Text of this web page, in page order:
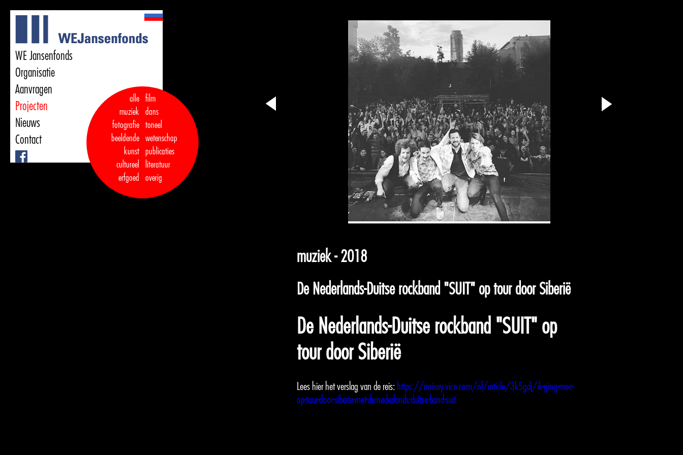
WE Jansenfonds
Organisatie
Aanvragen
Projecten
Nieuws
Contact
alle
muziek
fotografie
beeldende
kunst
cultureel
erfgoed
film
dans
toneel
wetenschap
publicaties
literatuur
overig
muziek - 2018
De Nederlands-Duitse rockband "SUIT" op tour door Siberië
De Nederlands-Duitse rockband "SUIT" op
tour door Siberië
Lees hier het verslag van de reis: https://noisey.vice.com/nl/article/3k5gdj/ik-ging-mee-
op-tour-door-siberie-met-de-nederlands-duitse-band-suit